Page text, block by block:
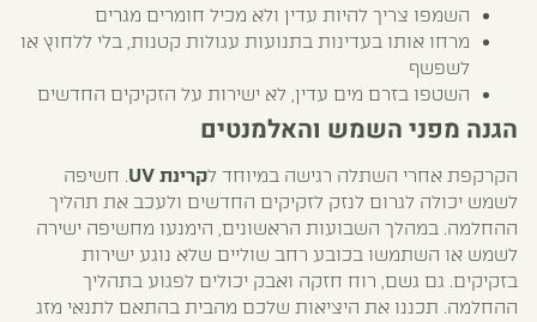
השמפו צריך להיות עדין ולא מכיל חומרים מגרים
מרחו אותו בעדינות בתנועות עגולות קטנות, בלי ללחוץ או
לשפשף
השטפו בזרם מים עדין, לא ישירות על הזקיקים החדשים
הגנה מפני השמש והאלמנטים
הקרקפת אחרי השתלה רגישה במיוחד לקרינת UV
. חשיפה
לשמש יכולה לגרום לנזק לזקיקים החדשים ולעכב את תהליך
ההחלמה. במהלך השבועות הראשונים, הימנעו מחשיפה ישירה
לשמש או השתמשו בכובע רחב שוליים שלא נוגע ישירות
בזקיקים. גם גשם, רוח חזקה ואבק יכולים לפגוע בתהליך
ההחלמה. תכננו את היציאות שלכם מהבית בהתאם לתנאי מזג